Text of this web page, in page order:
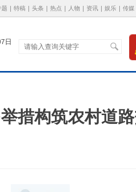
题 特稿 头条 热点 人物 资讯 娱乐 传媒
日
措构筑农村道